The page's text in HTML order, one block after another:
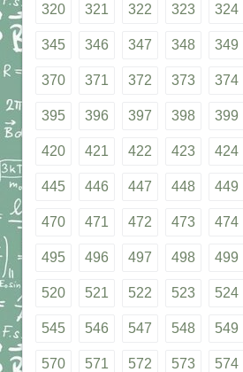
320 321 322 323 324
345 346 347 348 349
370 371 372 373 374
395 396 397 398 399
420 421 422 423 424
445 446 447 448 449
470 471 472 473 474
495 496 497 498 499
520 521 522 523 524
545 546 547 548 549
570 571 572 573 574